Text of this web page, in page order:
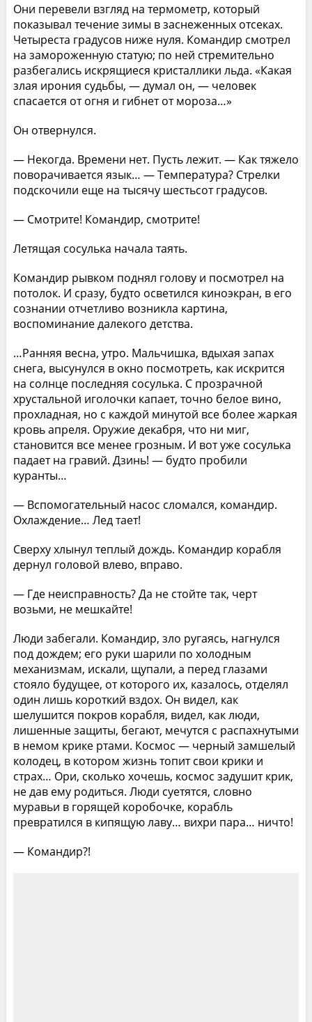
Они перевели взгляд на термометр, который
показывал течение зимы в заснеженных отсеках.
Четыреста градусов ниже нуля. Командир смотрел
на замороженную статую; по ней стремительно
разбегались искрящиеся кристаллики льда. «Какая
злая ирония судьбы, — думал он, — человек
спасается от огня и гибнет от мороза…»
Он отвернулся.
— Некогда. Времени нет. Пусть лежит. — Как тяжело
поворачивается язык… — Температура? Стрелки
подскочили еще на тысячу шестьсот градусов.
— Смотрите! Командир, смотрите!
Летящая сосулька начала таять.
Командир рывком поднял голову и посмотрел на
потолок. И сразу, будто осветился киноэкран, в его
сознании отчетливо возникла картина,
воспоминание далекого детства.
…Ранняя весна, утро. Мальчишка, вдыхая запах
снега, высунулся в окно посмотреть, как искрится
на солнце последняя сосулька. С прозрачной
хрустальной иголочки капает, точно белое вино,
прохладная, но с каждой минутой все более жаркая
кровь апреля. Оружие декабря, что ни миг,
становится все менее грозным. И вот уже сосулька
падает на гравий. Дзинь! — будто пробили
куранты…
— Вспомогательный насос сломался, командир.
Охлаждение… Лед тает!
Сверху хлынул теплый дождь. Командир корабля
дернул головой влево, вправо.
— Где неисправность? Да не стойте так, черт
возьми, не мешкайте!
Люди забегали. Командир, зло ругаясь, нагнулся
под дождем; его руки шарили по холодным
механизмам, искали, щупали, а перед глазами
стояло будущее, от которого их, казалось, отделял
один лишь короткий вздох. Он видел, как
шелушится покров корабля, видел, как люди,
лишенные защиты, бегают, мечутся с распахнутыми
в немом крике ртами. Космос — черный замшелый
колодец, в котором жизнь топит свои крики и
страх… Ори, сколько хочешь, космос задушит крик,
не дав ему родиться. Люди суетятся, словно
муравьи в горящей коробочке, корабль
превратился в кипящую лаву… вихри пара… ничто!
— Командир?!